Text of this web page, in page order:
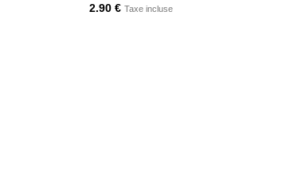
2.90 € Taxe incluse